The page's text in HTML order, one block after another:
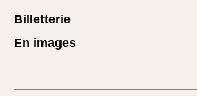
Billetterie
En images